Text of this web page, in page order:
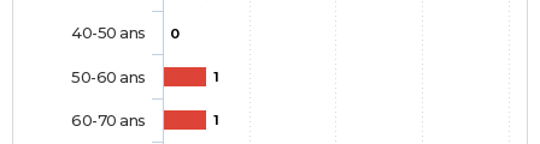
0
1
1
40-50 ans
50-60 ans
60-70 ans